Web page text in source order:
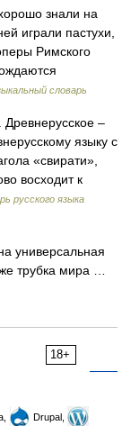
знали на
играли пастухи,
Римского
словарь
–
языку с
«свирати»,
восходит к
русского языка
универсальная
трубка мира …
18+
Drupal,